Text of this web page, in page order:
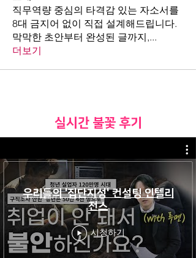
직무역량 중심의 타격감 있는 자소서를
8대 금지어 없이 직접 설계해드립니다.
막막한 초안부터 완성된 글까지,...
더보기
​실시간 불꽃 후기
우리들의 '집단지성' 컨설팅 인텔리
전스
시청하기